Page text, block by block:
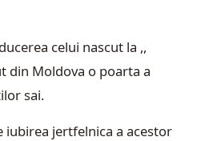
celui nascut la ,,
din Moldova o poarta a
sai.
iubirea jertfelnica a acestor